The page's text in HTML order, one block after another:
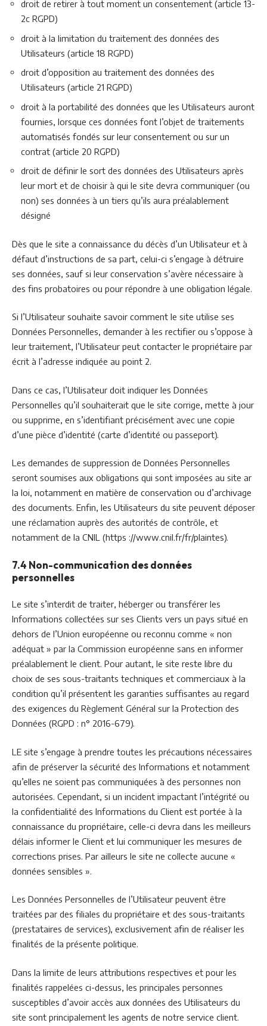
droit de retirer à tout moment un consentement (article 13-
2c RGPD)
droit à la limitation du traitement des données des
Utilisateurs (article 18 RGPD)
droit d’opposition au traitement des données des
Utilisateurs (article 21 RGPD)
droit à la portabilité des données que les Utilisateurs auront
fournies, lorsque ces données font l’objet de traitements
automatisés fondés sur leur consentement ou sur un
contrat (article 20 RGPD)
droit de définir le sort des données des Utilisateurs après
leur mort et de choisir à qui le site devra communiquer (ou
non) ses données à un tiers qu’ils aura préalablement
désigné
Dès que le site a connaissance du décès d’un Utilisateur et à
défaut d’instructions de sa part, celui-ci s’engage à détruire
ses données, sauf si leur conservation s’avère nécessaire à
des fins probatoires ou pour répondre à une obligation légale.
Si l’Utilisateur souhaite savoir comment le site utilise ses
Données Personnelles, demander à les rectifier ou s’oppose à
leur traitement, l’Utilisateur peut contacter le propriétaire par
écrit à l’adresse indiquée au point 2.
Dans ce cas, l’Utilisateur doit indiquer les Données
Personnelles qu’il souhaiterait que le site corrige, mette à jour
ou supprime, en s’identifiant précisément avec une copie
d’une pièce d’identité (carte d’identité ou passeport).
Les demandes de suppression de Données Personnelles
seront soumises aux obligations qui sont imposées au site ar
la loi, notamment en matière de conservation ou d’archivage
des documents. Enfin, les Utilisateurs du site peuvent déposer
une réclamation auprès des autorités de contrôle, et
notamment de la CNIL (https ://www.cnil.fr/fr/plaintes).
7.4 Non-communication des données
personnelles
Le site s’interdit de traiter, héberger ou transférer les
Informations collectées sur ses Clients vers un pays situé en
dehors de l’Union européenne ou reconnu comme « non
adéquat » par la Commission européenne sans en informer
préalablement le client. Pour autant, le site reste libre du
choix de ses sous-traitants techniques et commerciaux à la
condition qu’il présentent les garanties suffisantes au regard
des exigences du Règlement Général sur la Protection des
Données (RGPD : n° 2016-679).
LE site s’engage à prendre toutes les précautions nécessaires
afin de préserver la sécurité des Informations et notamment
qu’elles ne soient pas communiquées à des personnes non
autorisées. Cependant, si un incident impactant l’intégrité ou
la confidentialité des Informations du Client est portée à la
connaissance du propriétaire, celle-ci devra dans les meilleurs
délais informer le Client et lui communiquer les mesures de
corrections prises. Par ailleurs le site ne collecte aucune «
données sensibles ».
Les Données Personnelles de l’Utilisateur peuvent être
traitées par des filiales du propriétaire et des sous-traitants
(prestataires de services), exclusivement afin de réaliser les
finalités de la présente politique.
Dans la limite de leurs attributions respectives et pour les
finalités rappelées ci-dessus, les principales personnes
susceptibles d’avoir accès aux données des Utilisateurs du
site sont principalement les agents de notre service client.